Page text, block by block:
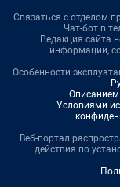
Связаться с отделом
Чат-бот в
Редакция сайта
информации,
Особенности
Условиями
Веб-портал
действия по